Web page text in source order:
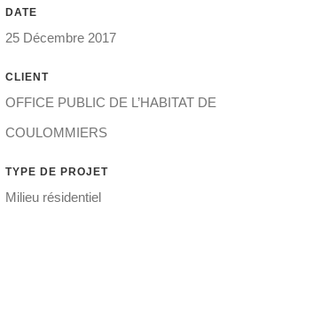
DATE
25 Décembre 2017
CLIENT
OFFICE PUBLIC DE L’HABITAT DE
COULOMMIERS
TYPE DE PROJET
Milieu résidentiel